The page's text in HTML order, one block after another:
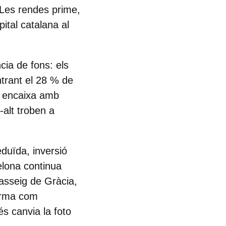
rendes prime,
catalana al
de fons: els
el 28 % de
amb
alt troben a
inversió
continua
de Gràcia,
com
canvia la foto